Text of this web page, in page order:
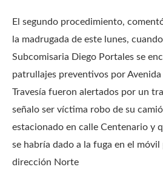
El segundo procedimiento,
la madrugada de este lunes,
Subcomisaria Diego Portales se
patrullajes preventivos por
Travesía fueron alertados por un
señalo ser víctima robo de su
estacionado en calle Centenario y
se habría dado a la fuga en el móvil
dirección Norte